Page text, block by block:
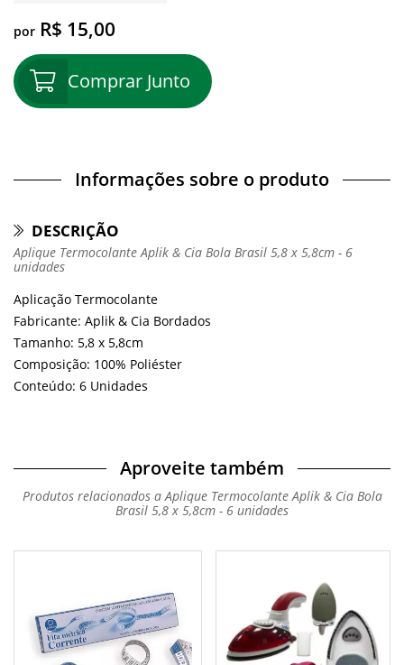
por R$ 15,00
Comprar Junto
Informações sobre o produto
DESCRIÇÃO
Aplique Termocolante Aplik & Cia Bola Brasil 5,8 x 5,8cm - 6
unidades
Aplicação Termocolante
Fabricante: Aplik & Cia Bordados
Tamanho: 5,8 x 5,8cm
Composição: 100% Poliéster
Conteúdo: 6 Unidades
Aproveite também
Produtos relacionados a Aplique Termocolante Aplik & Cia Bola
Brasil 5,8 x 5,8cm - 6 unidades